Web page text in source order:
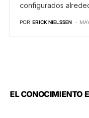
configurados
POR ERICK NIELSSEN
EL CONOCIMIENTO